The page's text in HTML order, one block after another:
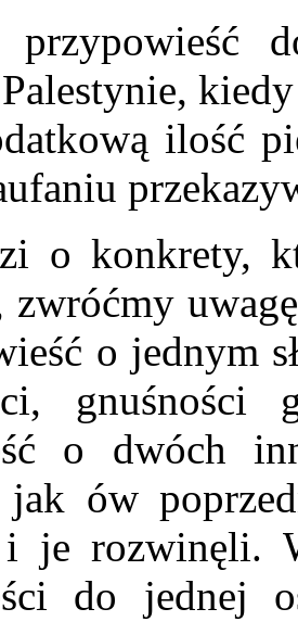
przypowieść
ilość
o konkrety,
o jednym
o dwóch
ów
je rozwinęli.
do jednej